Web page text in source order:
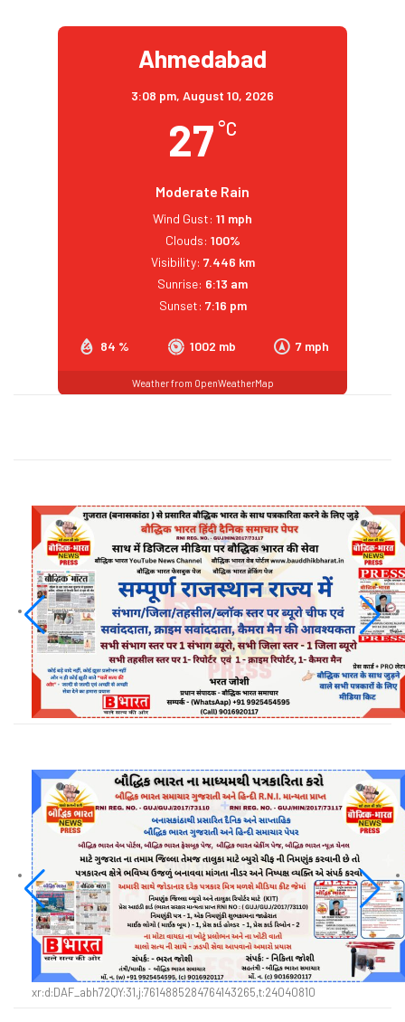
Ahmedabad
3:08 pm, August 10, 2026
27 °C
Moderate Rain
84 % 1002 mb 7 mph
Wind Gust: 11 mph
Clouds: 100%
Visibility: 7.446 km
Sunrise: 6:13 am
Sunset: 7:16 pm
Weather from OpenWeatherMap
xr:d:DAF_abh72QY:31,j:7614885284764143265,t:24040810